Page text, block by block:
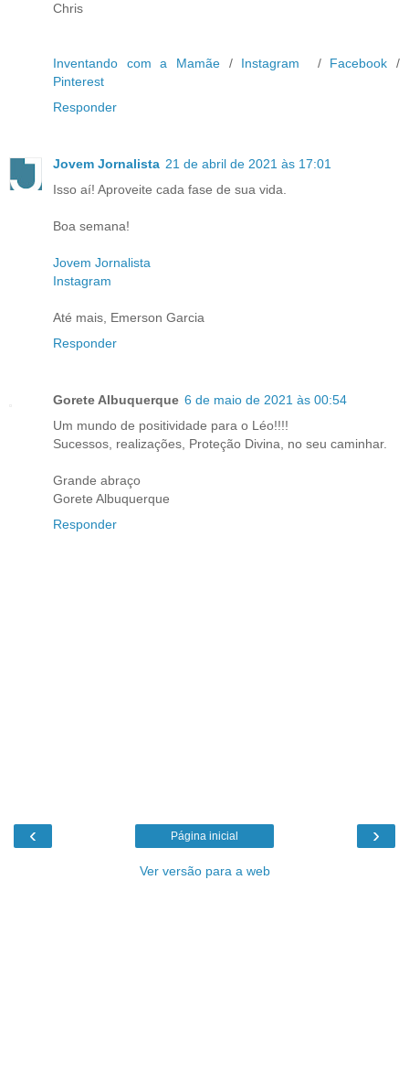
Chris
Inventando com a Mamãe /Instagram / Facebook /
Pinterest
Responder
Jovem Jornalista 21 de abril de 2021 às 17:01
Isso aí! Aproveite cada fase de sua vida.
Boa semana!
Jovem Jornalista
Instagram
Até mais, Emerson Garcia
Responder
Gorete Albuquerque 6 de maio de 2021 às 00:54
Um mundo de positividade para o Léo!!!!
Sucessos, realizações, Proteção Divina, no seu caminhar.
Grande abraço
Gorete Albuquerque
Responder
‹ ›
Página inicial
Ver versão para a web